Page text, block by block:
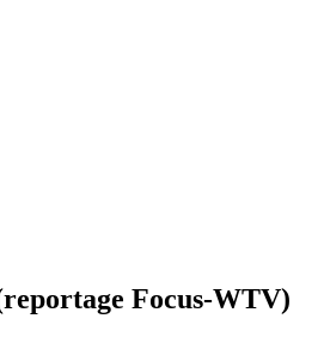
Focus-WTV)